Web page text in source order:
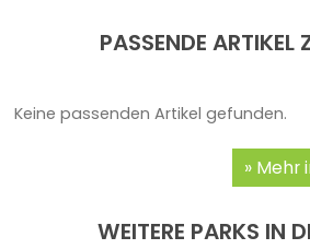
PASSENDE ARTIKEL
Keine passenden Artikel gefunden.
Mehr
WEITERE PARKS IN